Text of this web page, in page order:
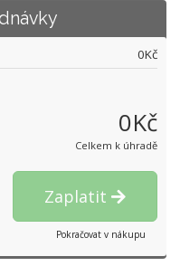
0Kč
0Kč
Celkem k úhradě
Zaplatit
Pokračovat v nákupu